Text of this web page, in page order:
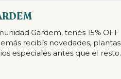
Gardem, tenés 15% OFF
recibís novedades, plantas
especiales antes que el resto.